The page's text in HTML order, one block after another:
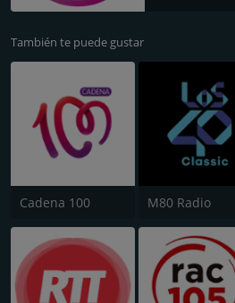
También te puede gustar
Cadena 100 M80 Radio